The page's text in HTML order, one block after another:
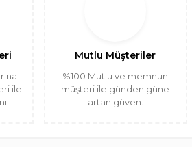
ile
Mutlu Müşteriler
%100 Mutlu ve memnun
müşteri ile günden güne
artan güven.